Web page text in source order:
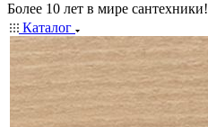
Более 10 лет в мире сантехники!
Каталог